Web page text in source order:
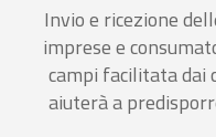
Invio e ricezione
imprese e
campi facilitata dai
aiuterà a